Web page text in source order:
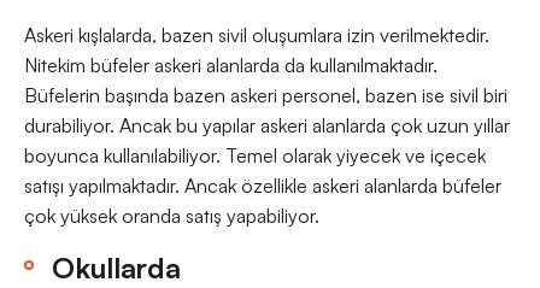
Askeri kışlalarda, bazen sivil oluşumlara izin verilmektedir.
Nitekim büfeler askeri alanlarda da kullanılmaktadır.
Büfelerin başında bazen askeri personel, bazen ise sivil biri
durabiliyor. Ancak bu yapılar askeri alanlarda çok uzun yıllar
boyunca kullanılabiliyor. Temel olarak yiyecek ve içecek
satışı yapılmaktadır. Ancak özellikle askeri alanlarda büfeler
çok yüksek oranda satış yapabiliyor.
Okullarda